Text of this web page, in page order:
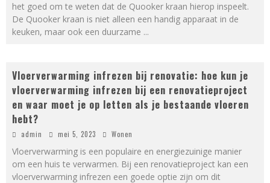
het goed om te weten dat de Quooker kraan hierop inspeelt.
De Quooker kraan is niet alleen een handig apparaat in de
keuken, maar ook een duurzame ...
Vloerverwarming infrezen bij renovatie: hoe kun je
vloerverwarming infrezen bij een renovatieproject
en waar moet je op letten als je bestaande vloeren
hebt?
admin mei 5, 2023 Wonen
Vloerverwarming is een populaire en energiezuinige manier
om een huis te verwarmen. Bij een renovatieproject kan een
vloerverwarming infrezen een goede optie zijn om dit